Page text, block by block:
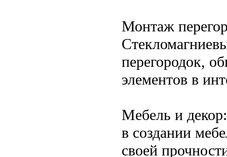
Монтаж
перегородок,
элементов в
Мебель и
в создании
своей